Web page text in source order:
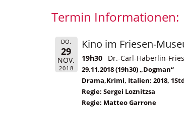
Termin Informationen:
DO.
29
NOV.
2018
Kino im Friesen-
19h30 Dr.-Carl-Häberlin-
29.11.2018 (19h30) „Dogman“
Drama,Krimi, Italien: 2018,
Regie: Sergei Loznitzsa
Regie: Matteo Garrone